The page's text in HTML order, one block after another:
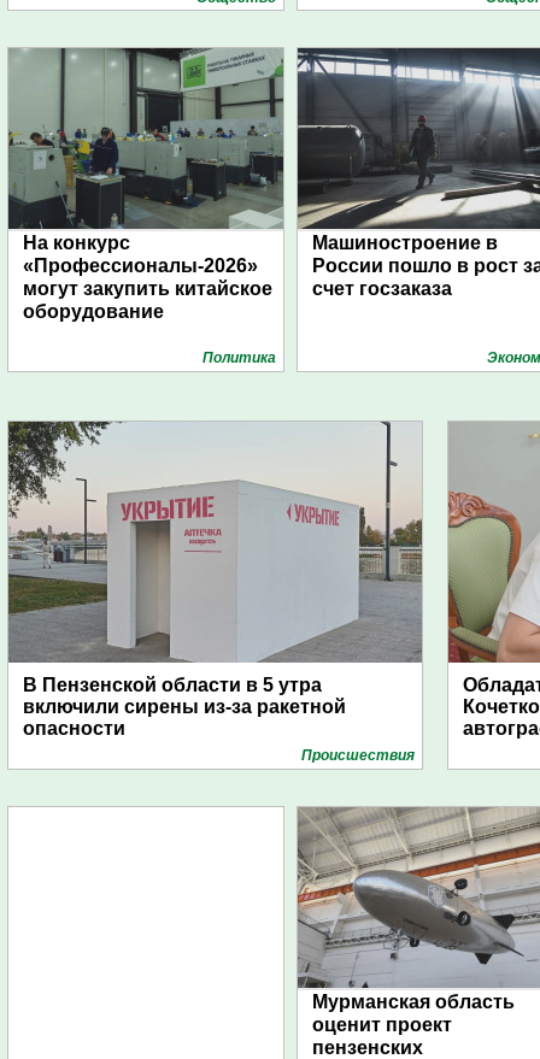
На конкурс
«Профессионалы-2026»
могут закупить китайское
оборудование
Политика
Машиностроение в
России пошло в рост
счет госзаказа
В Пензенской области в 5 утра
включили сирены из-за ракетной
опасности
Проиcшествия
Мурманская область
оценит проект
пензенских